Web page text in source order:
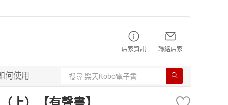
店家資訊 聯絡店家
何使用